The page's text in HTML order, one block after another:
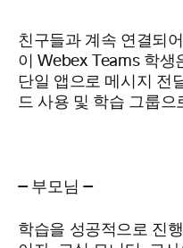
친구들과 계속 연결되
이 Webex Teams 학생
단일 앱으로 메시지 전
드 사용 및 학습 그룹으
— 부모님 —
학습을 성공적으로 진